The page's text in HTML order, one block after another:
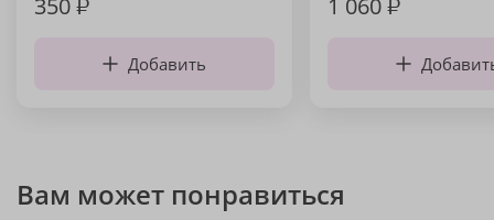
350₽
Добавить
1 060₽
Вам может понравиться